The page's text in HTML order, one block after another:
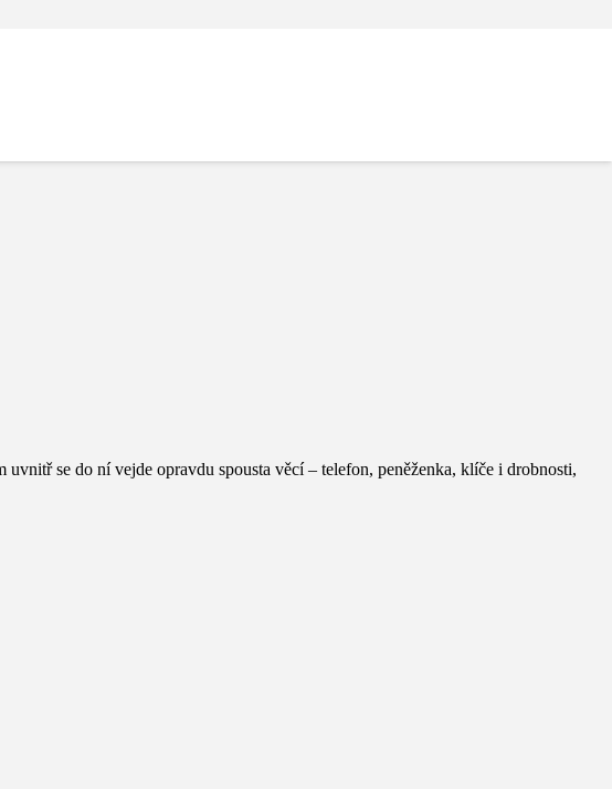
se do ní vejde opravdu spousta věcí – telefon, peněženka, klíče i drobnosti,